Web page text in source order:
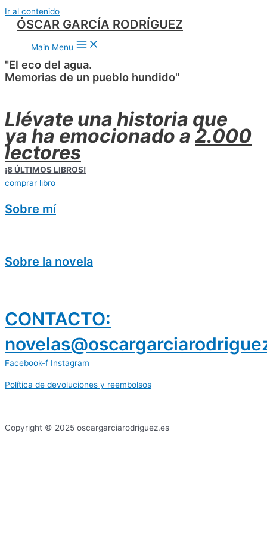
Ir al contenido
ÓSCAR GARCÍA RODRÍGUEZ
Main Menu
"El eco del agua.
Memorias de un pueblo hundido"
Llévate una historia que
ya ha emocionado a 2.000
lectores
¡8 ÚLTIMOS LIBROS!
comprar libro
Sobre mí
Sobre la novela
CONTACTO:
Facebook-f Instagram
Política de devoluciones y reembolsos
Copyright © 2025 oscargarciarodriguez.es